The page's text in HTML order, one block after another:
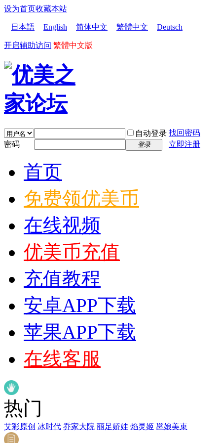
设为首页收藏本站
日本語 English 简体中文 繁體中文 Deutsch
开启辅助访问 繁體中文版
自动登录 找回密码
密码
登录 立即注册
首页
免费领优美币
在线视频
优美币充值
充值教程
安卓APP下载
苹果APP下载
在线客服
热门
艾彩原创 冰时代 乔家大院 丽足娇娃 焰灵姬 邕娘美束